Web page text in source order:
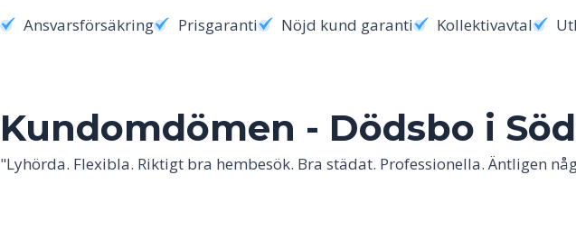
Ansvarsförsäkring Prisgaranti Nöjd kund garanti Kollektivavtal
Kundomdömen - Dödsbo i
"Lyhörda. Flexibla. Riktigt bra hembesök. Bra städat. Professionella. Äntligen